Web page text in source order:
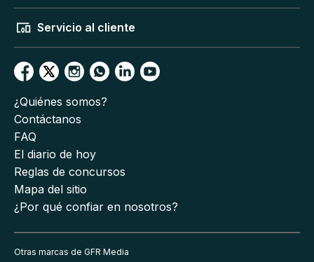
Servicio al cliente
¿Quiénes somos?
Contáctanos
FAQ
El diario de hoy
Reglas de concursos
Mapa del sitio
¿Por qué confiar en nosotros?
Otras marcas de GFR Media